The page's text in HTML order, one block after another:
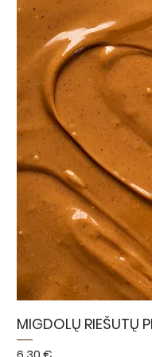
MIGDOLŲ RIEŠUTŲ